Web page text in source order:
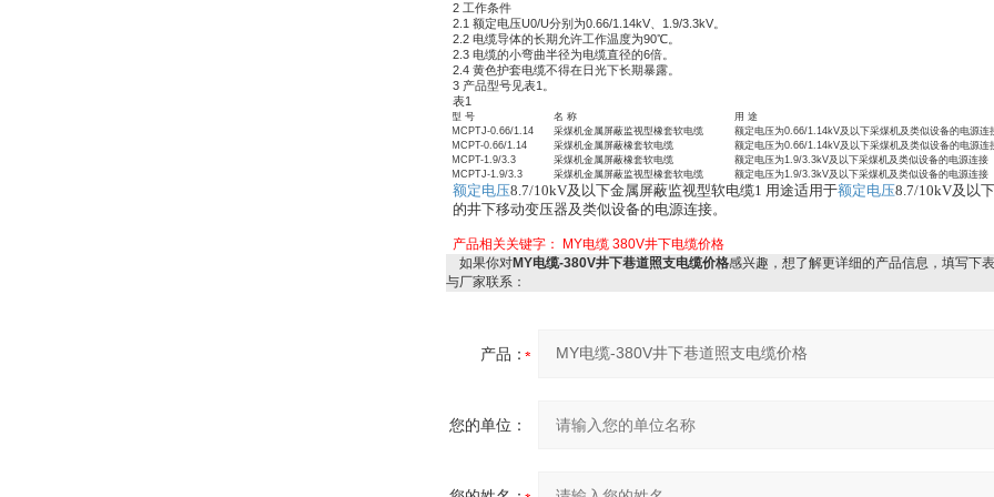
2 工作条件
2.1 额定电压U0/U分别为0.66/1.14kV、1.9/3.3kV。
2.2 电缆导体的长期允许工作温度为90℃。
2.3 电缆的小弯曲半径为电缆直径的6倍。
2.4 黄色护套电缆不得在日光下长期暴露。
3 产品型号见表1。
表1
型 号 名 称
用 途
MCPTJ-0.66/1.14
采煤机金属屏蔽监视型橡套软电缆
额定电压为0.66/1.14kV及以下采煤机及类似设备的电源连
MCPT-0.66/1.14
采煤机金属屏蔽橡套软电缆
额定电压为0.66/1.14kV及以下采煤机及类似设备的电源连
MCPT-1.9/3.3
采煤机金属屏蔽橡套软电缆
额定电压为1.9/3.3kV及以下采煤机及类似设备的电源连接
MCPTJ-1.9/3.3
采煤机金属屏蔽监视型橡套软电缆 额定电压为1.9/3.3kV及以下采煤机及类似设备的电源连接
额定电压8.7/10kV及以下金属屏蔽监视型软电缆1 用途适用于额定电压8.7/10kV及以下
的井下移动变压器及类似设备的电源连接。
产品相关关键字： MY电缆 380V井下电缆价格
如果你对MY电缆-380V井下巷道照支电缆价格感兴趣，想了解更详细的产品信息，填写下
与厂家联系：
产品：
您的单位：